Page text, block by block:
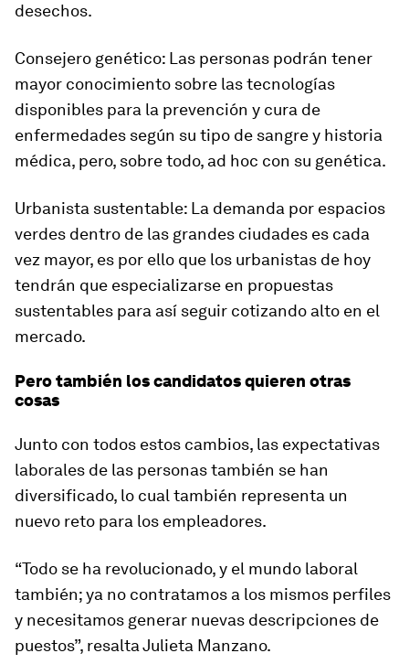
desechos.
Consejero genético: Las personas podrán tener
mayor conocimiento sobre las tecnologías
disponibles para la prevención y cura de
enfermedades según su tipo de sangre y historia
médica, pero, sobre todo, ad hoc con su genética.
Urbanista sustentable: La demanda por espacios
verdes dentro de las grandes ciudades es cada
vez mayor, es por ello que los urbanistas de hoy
tendrán que especializarse en propuestas
sustentables para así seguir cotizando alto en el
mercado.
Pero también los candidatos quieren otras
cosas
Junto con todos estos cambios, las expectativas
laborales de las personas también se han
diversificado, lo cual también representa un
nuevo reto para los empleadores.
“Todo se ha revolucionado, y el mundo laboral
también; ya no contratamos a los mismos perfiles
y necesitamos generar nuevas descripciones de
puestos”, resalta Julieta Manzano.